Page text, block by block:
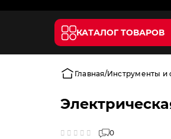
КАТАЛОГ ТОВАРОВ
Главная Инструменты и
0